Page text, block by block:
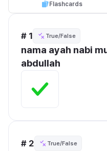
Flashcards
# 1 True/False
nama ayah nabi
abdullah
# 2 True/False